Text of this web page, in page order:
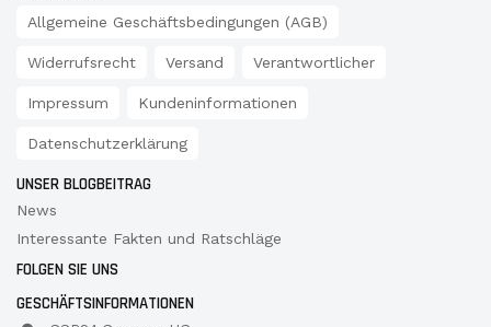
Allgemeine Geschäftsbedingungen (AGB)
Widerrufsrecht Versand Verantwortlicher
Impressum Kundeninformationen
Datenschutzerklärung
UNSER BLOGBEITRAG
News
Interessante Fakten und Ratschläge
FOLGEN SIE UNS
GESCHÄFTSINFORMATIONEN